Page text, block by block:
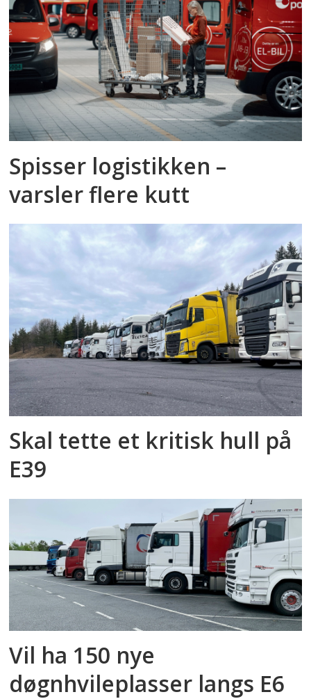
Spisser logistikken –
varsler flere kutt
Skal tette et kritisk hull på
E39
Vil ha 150 nye
døgnhvileplasser langs E6